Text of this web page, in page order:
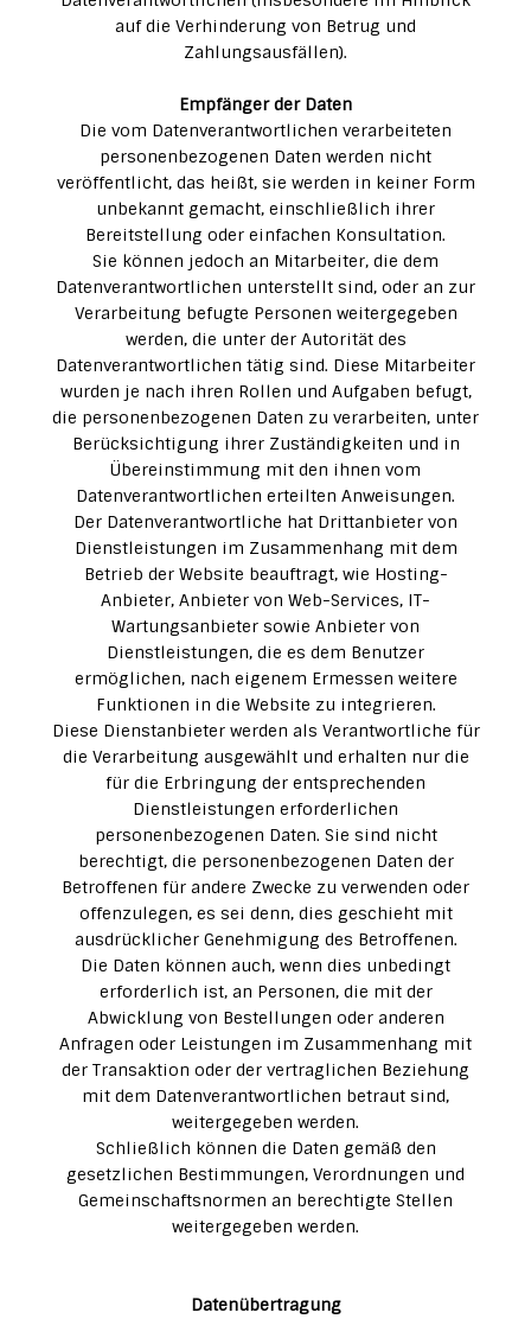
auf die Verhinderung von Betrug und
Zahlungsausfällen).
Empfänger der Daten
Die vom Datenverantwortlichen verarbeiteten
personenbezogenen Daten werden nicht
veröffentlicht, das heißt, sie werden in keiner Form
unbekannt gemacht, einschließlich ihrer
Bereitstellung oder einfachen Konsultation.
Sie können jedoch an Mitarbeiter, die dem
Datenverantwortlichen unterstellt sind, oder an zur
Verarbeitung befugte Personen weitergegeben
werden, die unter der Autorität des
Datenverantwortlichen tätig sind. Diese Mitarbeiter
wurden je nach ihren Rollen und Aufgaben befugt,
die personenbezogenen Daten zu verarbeiten, unter
Berücksichtigung ihrer Zuständigkeiten und in
Übereinstimmung mit den ihnen vom
Datenverantwortlichen erteilten Anweisungen.
Der Datenverantwortliche hat Drittanbieter von
Dienstleistungen im Zusammenhang mit dem
Betrieb der Website beauftragt, wie Hosting-
Anbieter, Anbieter von Web-Services, IT-
Wartungsanbieter sowie Anbieter von
Dienstleistungen, die es dem Benutzer
ermöglichen, nach eigenem Ermessen weitere
Funktionen in die Website zu integrieren.
Diese Dienstanbieter werden als Verantwortliche für
die Verarbeitung ausgewählt und erhalten nur die
für die Erbringung der entsprechenden
Dienstleistungen erforderlichen
personenbezogenen Daten. Sie sind nicht
berechtigt, die personenbezogenen Daten der
Betroffenen für andere Zwecke zu verwenden oder
offenzulegen, es sei denn, dies geschieht mit
ausdrücklicher Genehmigung des Betroffenen.
Die Daten können auch, wenn dies unbedingt
erforderlich ist, an Personen, die mit der
Abwicklung von Bestellungen oder anderen
Anfragen oder Leistungen im Zusammenhang mit
der Transaktion oder der vertraglichen Beziehung
mit dem Datenverantwortlichen betraut sind,
weitergegeben werden.
Schließlich können die Daten gemäß den
gesetzlichen Bestimmungen, Verordnungen und
Gemeinschaftsnormen an berechtigte Stellen
weitergegeben werden.
Datenübertragung